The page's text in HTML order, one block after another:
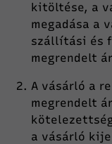
kitöltése, a
megadása a
szállítási és
megrendelt
A vásárló a
megrendelt
a vásárló